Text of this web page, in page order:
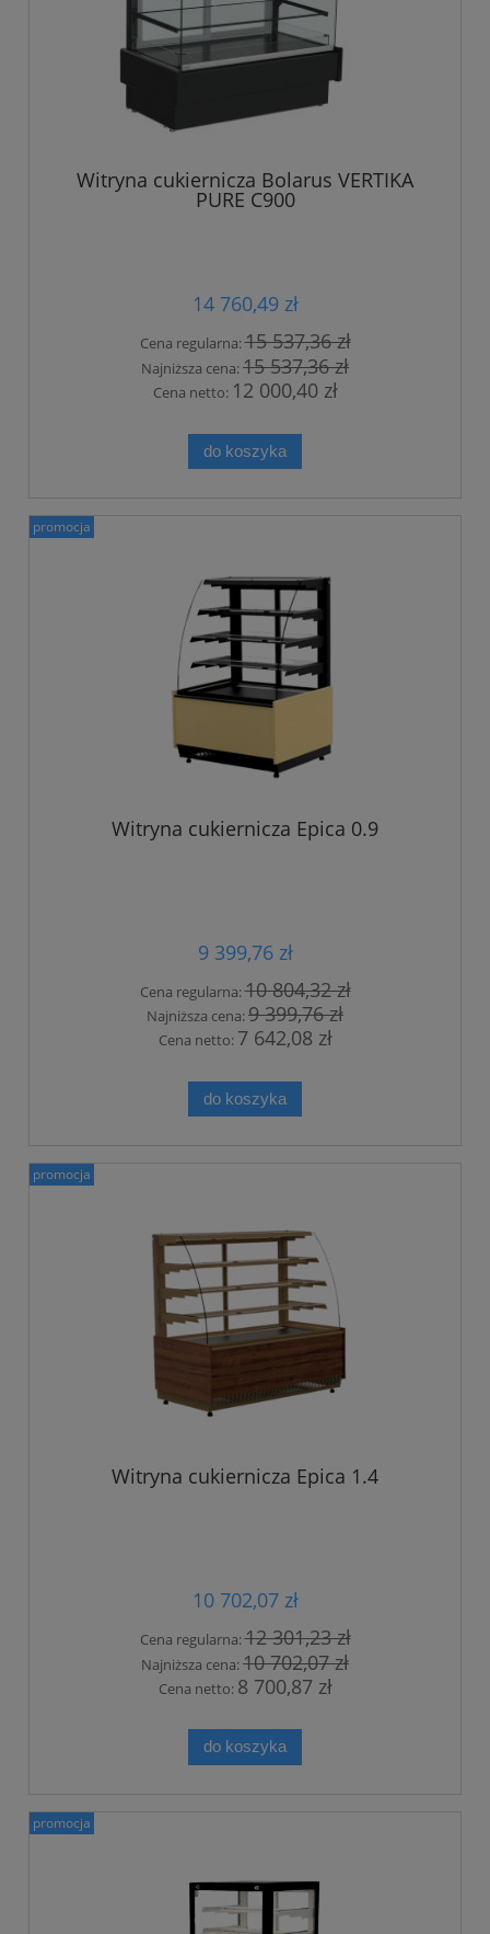
Witryna cukiernicza Bolarus VERTIKA
PURE C900
14 760,49 zł
Cena regularna:15 537,36 zł
Najniższa cena:15 537,36 zł
Cena netto: 12 000,40 zł
do koszyka
Witryna cukiernicza Epica 0.9
9 399,76 zł
Cena regularna:10 804,32 zł
Najniższa cena:9 399,76 zł
Cena netto: 7 642,08 zł
do koszyka
promocja
Witryna cukiernicza Epica 1.4
10 702,07 zł
Cena regularna:12 301,23 zł
Najniższa cena:10 702,07 zł
Cena netto: 8 700,87 zł
do koszyka
promocja
promocja